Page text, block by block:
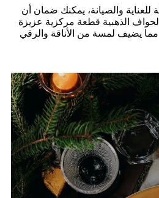
للعناية والصيانة، يمكنك ضمان أن
الذهبية قطعة مركزية عزيزة
يضيف لمسة من الأناقة والرقي